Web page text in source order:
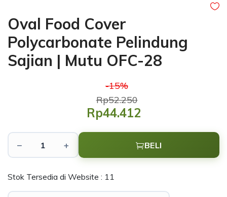
Oval Food Cover
Polycarbonate Pelindung
Sajian | Mutu OFC-28
-15%
Rp52.250
Rp44.412
− + BELI
Stok Tersedia di Website : 11